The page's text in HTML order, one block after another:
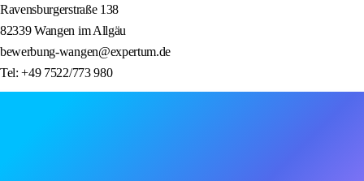
Ravensburgerstraße 138
82339 Wangen im Allgäu
bewerbung-wangen@expertum.de
Tel: +49 7522/773 980